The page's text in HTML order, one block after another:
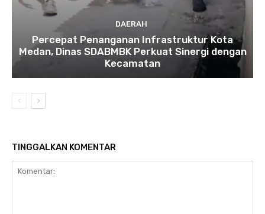
DAERAH
Percepat Penanganan Infrastruktur Kota
Medan, Dinas SDABMBK Perkuat Sinergi dengan
Kecamatan
TINGGALKAN KOMENTAR